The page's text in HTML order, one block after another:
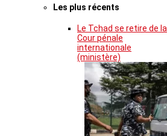
Les plus récents
Le Tchad se retire de la
Cour pénale
internationale
(ministère)